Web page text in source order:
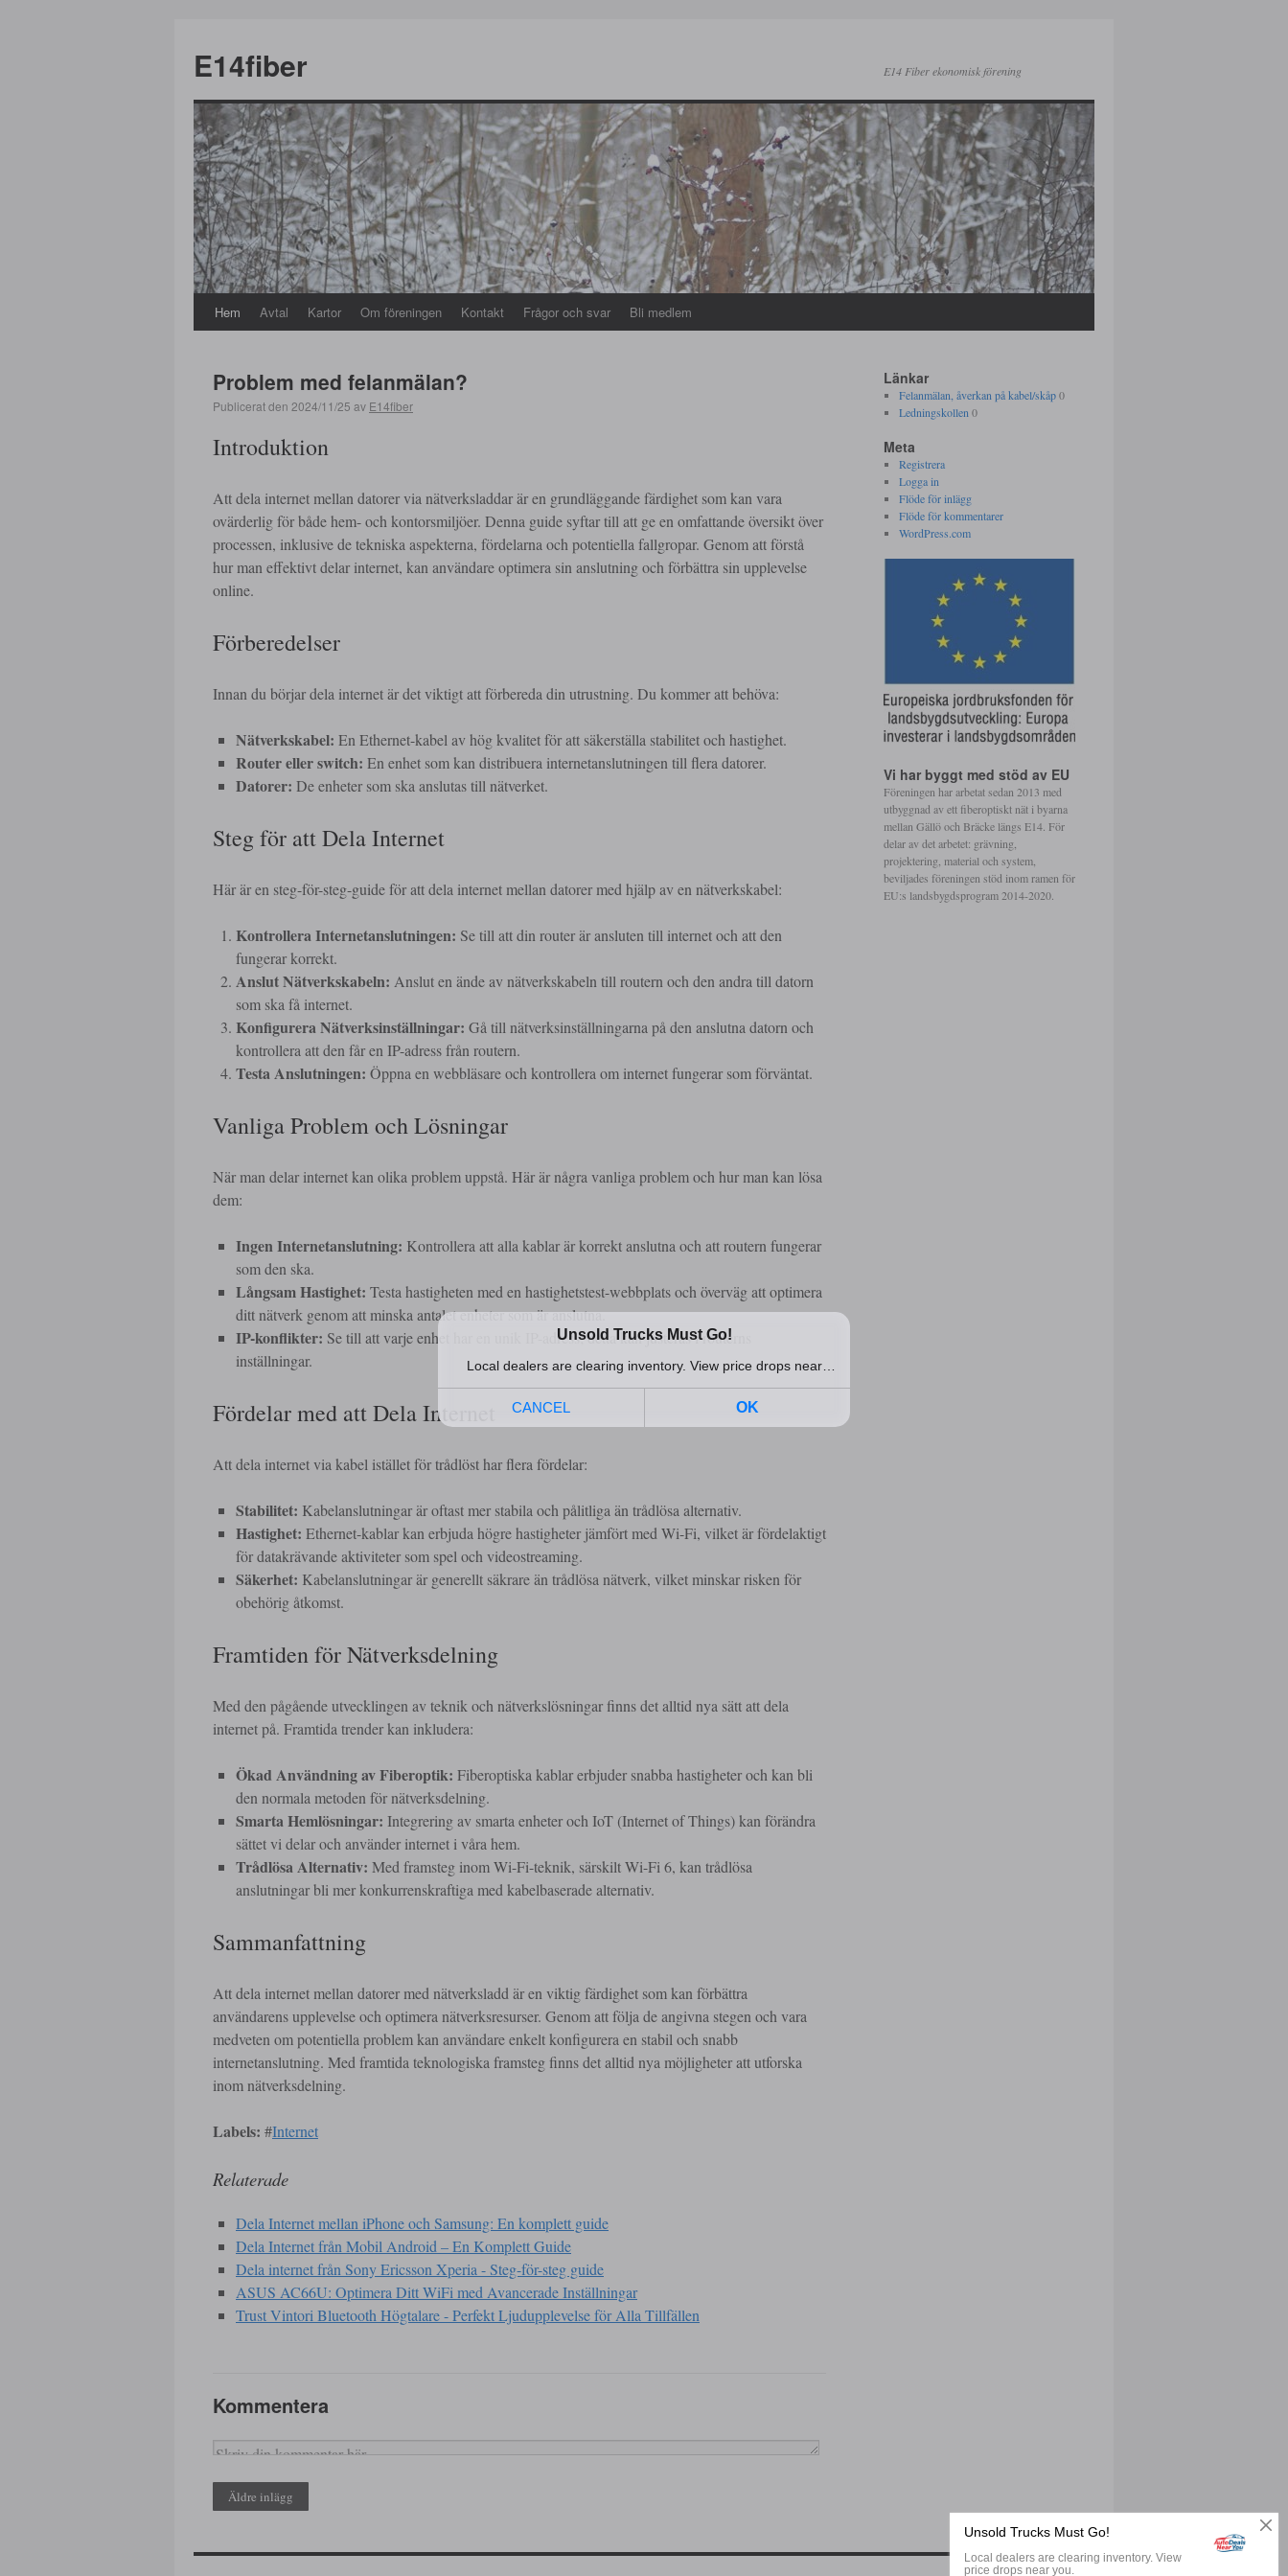
E14fiber E14 Fiber ekonomisk förening
Hem Avtal Kartor Om föreningen Kontakt Frågor och svar Bli medlem
Problem med felanmälan?
Publicerat den 2024/11/25 av E14fiber
Introduktion
Att dela internet mellan datorer via nätverksladdar är en grundläggande färdighet som kan vara
ovärderlig för både hem- och kontorsmiljöer. Denna guide syftar till att ge en omfattande översikt över
processen, inklusive de tekniska aspekterna, fördelarna och potentiella fallgropar. Genom att förstå
hur man effektivt delar internet, kan användare optimera sin anslutning och förbättra sin upplevelse
online.
Förberedelser
Innan du börjar dela internet är det viktigt att förbereda din utrustning. Du kommer att behöva:
Nätverkskabel: En Ethernet-kabel av hög kvalitet för att säkerställa stabilitet och hastighet.
Router eller switch: En enhet som kan distribuera internetanslutningen till flera datorer.
Datorer: De enheter som ska anslutas till nätverket.
Steg för att Dela Internet
Här är en steg-för-steg-guide för att dela internet mellan datorer med hjälp av en nätverkskabel:
Kontrollera Internetanslutningen: Se till att din router är ansluten till internet och att den
fungerar korrekt.
Anslut Nätverkskabeln: Anslut en ände av nätverkskabeln till routern och den andra till datorn
som ska få internet.
Konfigurera Nätverksinställningar: Gå till nätverksinställningarna på den anslutna datorn och
kontrollera att den får en IP-adress från routern.
Testa Anslutningen: Öppna en webbläsare och kontrollera om internet fungerar som förväntat.
Vanliga Problem och Lösningar
När man delar internet kan olika problem uppstå. Här är några vanliga problem och hur man kan lösa
dem:
Ingen Internetanslutning: Kontrollera att alla kablar är korrekt anslutna och att routern fungerar
som den ska.
Långsam Hastighet: Testa hastigheten med en hastighetstest-webbplats och överväg att optimera
ditt nätverk genom att minska antalet enheter som är anslutna.
IP-konflikter: Se till att varje enhet har en unik IP-adress; detta kan justeras i routerns
inställningar.
Fördelar med att Dela Internet
Att dela internet via kabel istället för trådlöst har flera fördelar:
Stabilitet: Kabelanslutningar är oftast mer stabila och pålitliga än trådlösa alternativ.
Hastighet: Ethernet-kablar kan erbjuda högre hastigheter jämfört med Wi-Fi, vilket är fördelaktigt
för datakrävande aktiviteter som spel och videostreaming.
Säkerhet: Kabelanslutningar är generellt säkrare än trådlösa nätverk, vilket minskar risken för
obehörig åtkomst.
Framtiden för Nätverksdelning
Med den pågående utvecklingen av teknik och nätverkslösningar finns det alltid nya sätt att dela
internet på. Framtida trender kan inkludera:
Ökad Användning av Fiberoptik: Fiberoptiska kablar erbjuder snabba hastigheter och kan bli
den normala metoden för nätverksdelning.
Smarta Hemlösningar: Integrering av smarta enheter och IoT (Internet of Things) kan förändra
sättet vi delar och använder internet i våra hem.
Trådlösa Alternativ: Med framsteg inom Wi-Fi-teknik, särskilt Wi-Fi 6, kan trådlösa
anslutningar bli mer konkurrenskraftiga med kabelbaserade alternativ.
Sammanfattning
Att dela internet mellan datorer med nätverksladd är en viktig färdighet som kan förbättra
användarens upplevelse och optimera nätverksresurser. Genom att följa de angivna stegen och vara
medveten om potentiella problem kan användare enkelt konfigurera en stabil och snabb
internetanslutning. Med framtida teknologiska framsteg finns det alltid nya möjligheter att utforska
inom nätverksdelning.
Labels: #Internet
Relaterade
Dela Internet mellan iPhone och Samsung: En komplett guide
Dela Internet från Mobil Android – En Komplett Guide
Dela internet från Sony Ericsson Xperia - Steg-för-steg guide
ASUS AC66U: Optimera Ditt WiFi med Avancerade Inställningar
Trust Vintori Bluetooth Högtalare - Perfekt Ljudupplevelse för Alla Tillfällen
Kommentera
Äldre inlägg
Länkar
Felanmälan, åverkan på kabel/skåp0
Ledningskollen 0
Meta
Registrera
Logga in
Flöde för inlägg
Flöde för kommentarer
WordPress.com
Vi har byggt med stöd av EU
Föreningen har arbetat sedan 2013 med
utbyggnad av ett fiberoptiskt nät i byarna
mellan Gällö och Bräcke längs E14. För
delar av det arbetet: grävning,
projektering, material och system,
beviljades föreningen stöd inom ramen för
EU:s landsbygdsprogram 2014-2020.